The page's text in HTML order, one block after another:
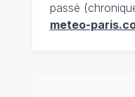
passé
meteo-